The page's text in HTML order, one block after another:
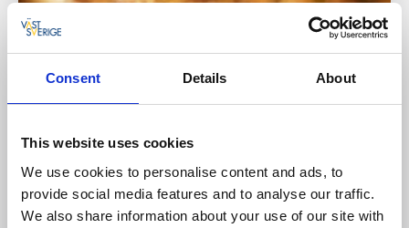
Consent Details About
This website uses cookies
We use cookies to personalise content and ads, to
provide social media features and to analyse our traffic.
We also share information about your use of our site with
Vandra